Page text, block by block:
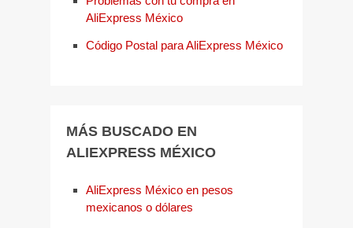
AliExpress México
Código Postal para AliExpress México
MÁS BUSCADO EN
ALIEXPRESS MÉXICO
AliExpress México en pesos
mexicanos o dólares